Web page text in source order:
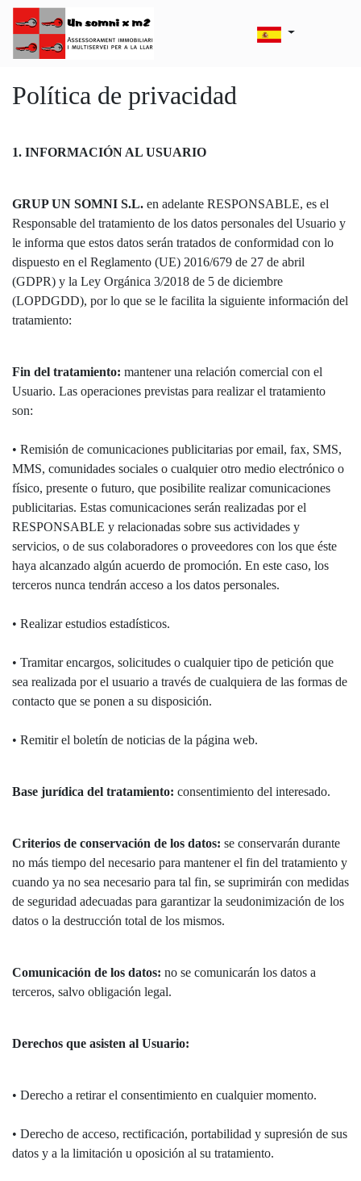
Política de privacidad
1. INFORMACIÓN AL USUARIO
GRUP UN SOMNI S.L. en adelante RESPONSABLE, es el
Responsable del tratamiento de los datos personales del Usuario y
le informa que estos datos serán tratados de conformidad con lo
dispuesto en el Reglamento (UE) 2016/679 de 27 de abril
(GDPR) y la Ley Orgánica 3/2018 de 5 de diciembre
(LOPDGDD), por lo que se le facilita la siguiente información del
tratamiento:
Fin del tratamiento: mantener una relación comercial con el
Usuario. Las operaciones previstas para realizar el tratamiento
son:
• Remisión de comunicaciones publicitarias por email, fax, SMS,
MMS, comunidades sociales o cualquier otro medio electrónico o
físico, presente o futuro, que posibilite realizar comunicaciones
publicitarias. Estas comunicaciones serán realizadas por el
RESPONSABLE y relacionadas sobre sus actividades y
servicios, o de sus colaboradores o proveedores con los que éste
haya alcanzado algún acuerdo de promoción. En este caso, los
terceros nunca tendrán acceso a los datos personales.
• Realizar estudios estadísticos.
• Tramitar encargos, solicitudes o cualquier tipo de petición que
sea realizada por el usuario a través de cualquiera de las formas de
contacto que se ponen a su disposición.
• Remitir el boletín de noticias de la página web.
Base jurídica del tratamiento: consentimiento del interesado.
Criterios de conservación de los datos: se conservarán durante
no más tiempo del necesario para mantener el fin del tratamiento y
cuando ya no sea necesario para tal fin, se suprimirán con medidas
de seguridad adecuadas para garantizar la seudonimización de los
datos o la destrucción total de los mismos.
Comunicación de los datos: no se comunicarán los datos a
terceros, salvo obligación legal.
Derechos que asisten al Usuario:
• Derecho a retirar el consentimiento en cualquier momento.
• Derecho de acceso, rectificación, portabilidad y supresión de sus
datos y a la limitación u oposición al su tratamiento.